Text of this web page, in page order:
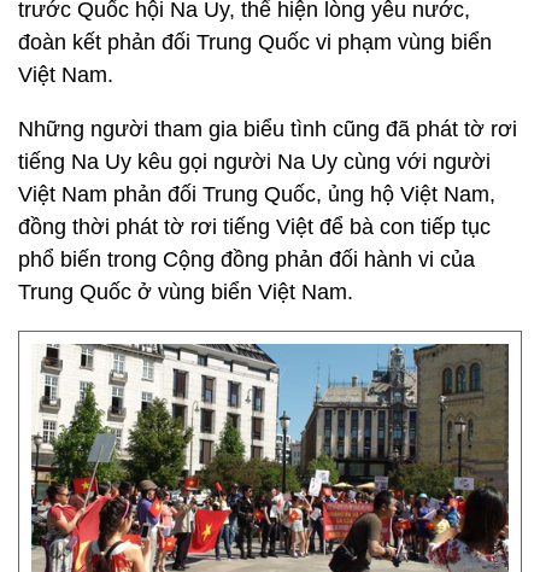
trước Quốc hội Na Uy, thể hiện lòng yêu nước,
đoàn kết phản đối Trung Quốc vi phạm vùng biển
Việt Nam.
Những người tham gia biểu tình cũng đã phát tờ rơi
tiếng Na Uy kêu gọi người Na Uy cùng với người
Việt Nam phản đối Trung Quốc, ủng hộ Việt Nam,
đồng thời phát tờ rơi tiếng Việt để bà con tiếp tục
phổ biến trong Cộng đồng phản đối hành vi của
Trung Quốc ở vùng biển Việt Nam.